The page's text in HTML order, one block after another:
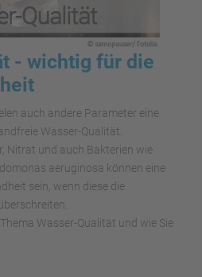
- wichtig für die
auch andere Parameter eine
Wasser-Qualität.
Nitrat und auch Bakterien wie
aeruginosa können eine
sein, wenn diese die
Wasser-Qualität und wie Sie